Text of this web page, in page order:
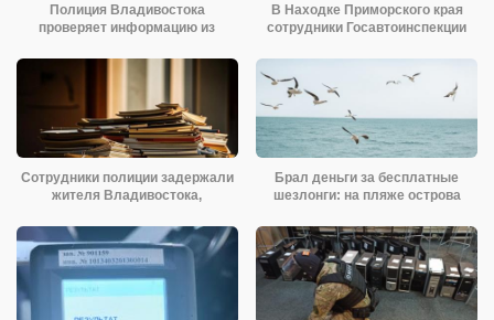
Полиция Владивостока
проверяет информацию из
В Находке Приморского края
сотрудники Госавтоинспекции
Сотрудники полиции задержали
жителя Владивостока,
Брал деньги за бесплатные
шезлонги: на пляже острова